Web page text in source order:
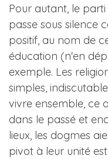
Pour autant, le
passe sous silence
positif, au nom de
éducation (n'en
exemple. Les
simples,
vivre ensemble, ce
dans le passé et
lieux, les dogmes
pivot à leur unité